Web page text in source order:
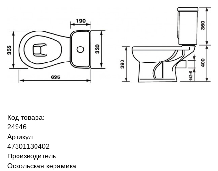
Код товара:
24946
Артикул:
47301130402
Производитель:
Оскольская керамика